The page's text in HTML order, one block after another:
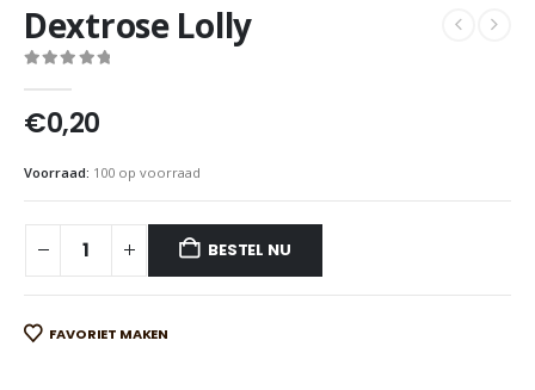
Dextrose Lolly
€0,20
Voorraad: 100 op voorraad
BESTEL NU
FAVORIET MAKEN